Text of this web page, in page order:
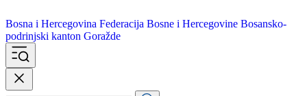
Bosna i Hercegovina
podrinjski kanton Goražde